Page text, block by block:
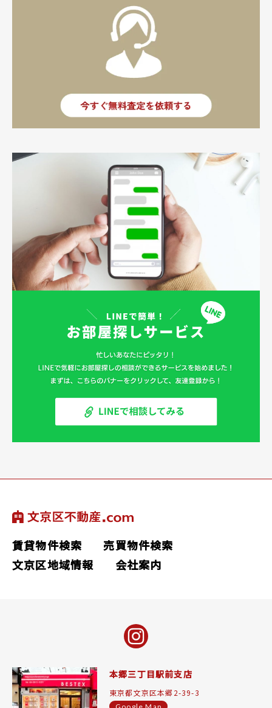
賃貸物件検索
売買物件検索
文京区地域情報
会社案内
本郷三丁目駅前支店
東京都文京区本郷2-39-3